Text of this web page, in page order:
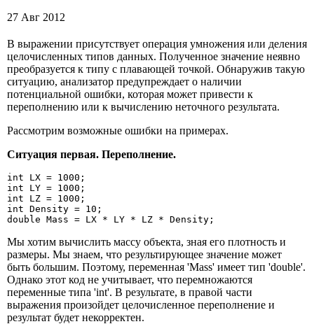
27 Авг 2012
В выражении присутствует операция умножения или деления
целочисленных типов данных. Полученное значение неявно
преобразуется к типу с плавающей точкой. Обнаружив такую
ситуацию, анализатор предупреждает о наличии
потенциальной ошибки, которая может привести к
переполнению или к вычислению неточного результата.
Рассмотрим возможные ошибки на примерах.
Ситуация первая. Переполнение.
int LX = 1000;
int LY = 1000;
int LZ = 1000;
int Density = 10;
double Mass = LX * LY * LZ * Density;
Мы хотим вычислить массу объекта, зная его плотность и
размеры. Мы знаем, что результирующее значение может
быть большим. Поэтому, переменная 'Mass' имеет тип 'double'.
Однако этот код не учитывает, что перемножаются
переменные типа 'int'. В результате, в правой части
выражения произойдет целочисленное переполнение и
результат будет некорректен.